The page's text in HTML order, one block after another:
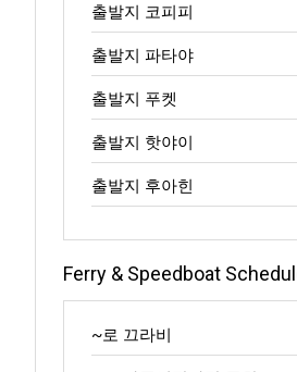
출발지 코피피
출발지 파타야
출발지 푸켓
출발지 핫야이
출발지 후아힌
Ferry & Speedboat
~로 끄라비